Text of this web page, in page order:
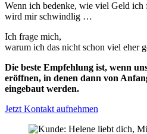
Wenn ich bedenke, wie viel Geld ich
wird mir schwindlig …
Ich frage mich,
warum ich das nicht schon viel eher
Die beste Empfehlung ist, wenn
eröffnen, in denen dann von
eingebaut werden.
Jetzt Kontakt aufnehmen